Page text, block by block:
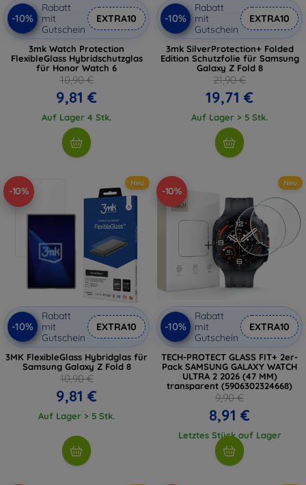
-10%
Rabatt
mit
Gutschein
EXTRA10
3mk Watch Protection
FlexibleGlass Hybridschutzglas
für Honor Watch 6
10,90 €
9,81 €
Auf Lager 4 Stk.
-10%
Rabatt
mit
Gutschein
EXTRA10
3mk SilverProtection+ Folded
Edition Schutzfolie für Samsung
Galaxy Z Fold 8
21,90 €
19,71 €
Auf Lager > 5 Stk.
-10%
Neu
-10%
Rabatt
mit
Gutschein
EXTRA10
3MK FlexibleGlass Hybridglas für
Samsung Galaxy Z Fold 8
10,90 €
9,81 €
Auf Lager > 5 Stk.
-10%
Neu
-10%
Rabatt
mit
Gutschein
EXTRA10
TECH-PROTECT GLASS FIT+ 2er-
Pack SAMSUNG GALAXY WATCH
ULTRA 2 2026 (47 MM)
transparent (5906302324668)
9,90 €
8,91 €
Letztes Stück auf Lager